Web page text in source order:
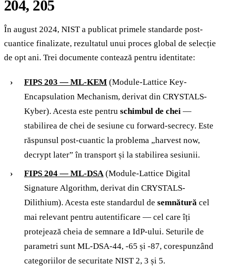
204, 205
În august 2024, NIST a publicat primele standarde post-
cuantice finalizate, rezultatul unui proces global de selecție
de opt ani. Trei documente contează pentru identitate:
FIPS 203 — ML-KEM (Module-Lattice Key-
Encapsulation Mechanism, derivat din CRYSTALS-
Kyber). Acesta este pentru schimbul de chei —
stabilirea de chei de sesiune cu forward-secrecy. Este
răspunsul post-cuantic la problema „harvest now,
decrypt later” în transport și la stabilirea sesiunii.
FIPS 204 — ML-DSA(Module-Lattice Digital
Signature Algorithm, derivat din CRYSTALS-
Dilithium). Acesta este standardul de semnătură cel
mai relevant pentru autentificare — cel care îți
protejează cheia de semnare a IdP-ului. Seturile de
parametri sunt ML-DSA-44, -65 și -87, corespunzând
categoriilor de securitate NIST 2, 3 și 5.